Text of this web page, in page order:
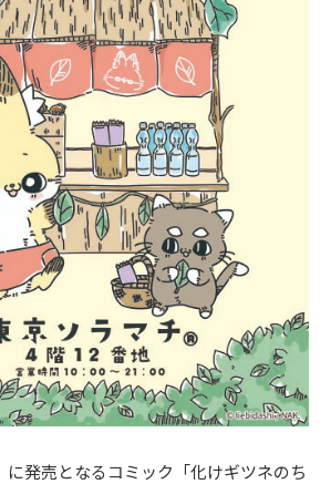
に発売となるコミック「化けギツネのち